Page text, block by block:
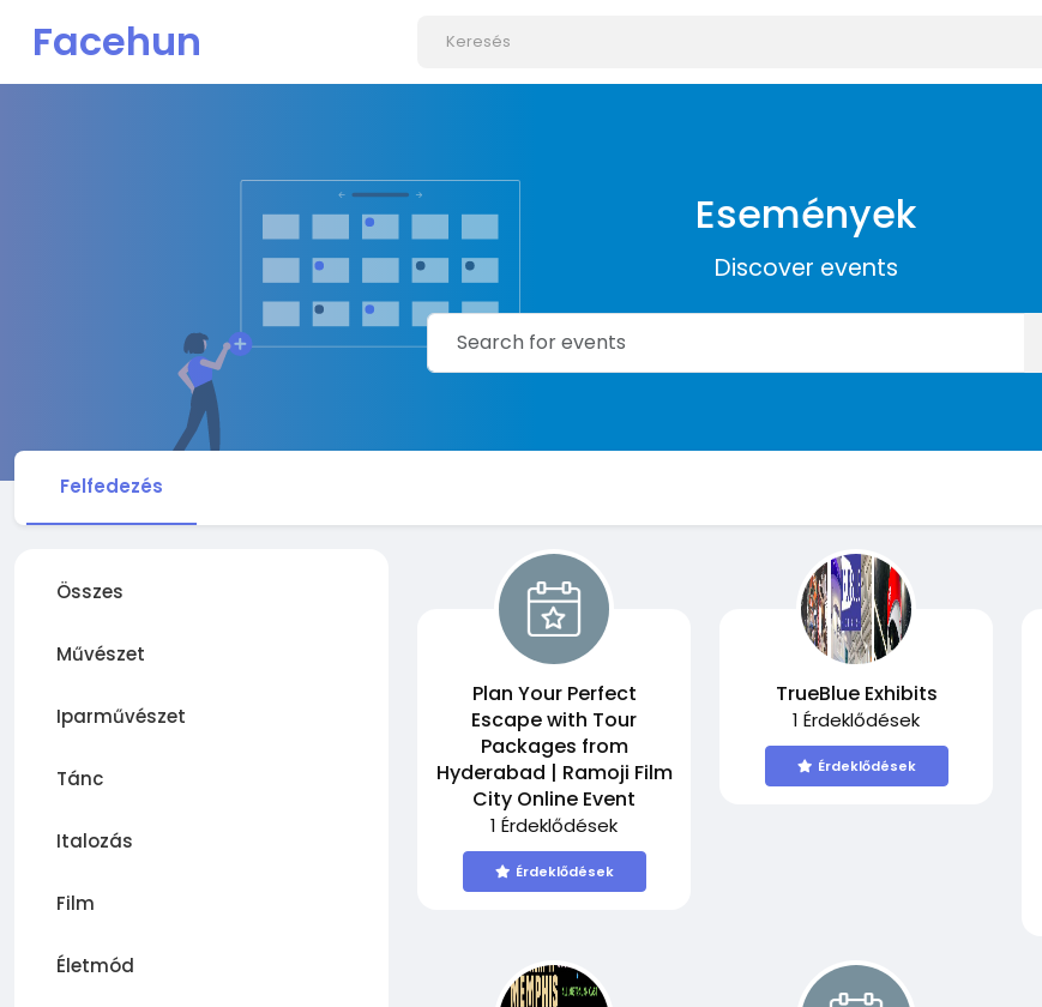
Facehun
Események
Discover events
Felfedezés
Összes
Művészet
Iparművészet
Tánc
Italozás
Film
Életmód
Plan Your Perfect
Escape with Tour
Packages from
Hyderabad | Ramoji Film
City Online Event
1 Érdeklődések
Érdeklődések
TrueBlue Exhibits
1 Érdeklődések
Érdeklődések